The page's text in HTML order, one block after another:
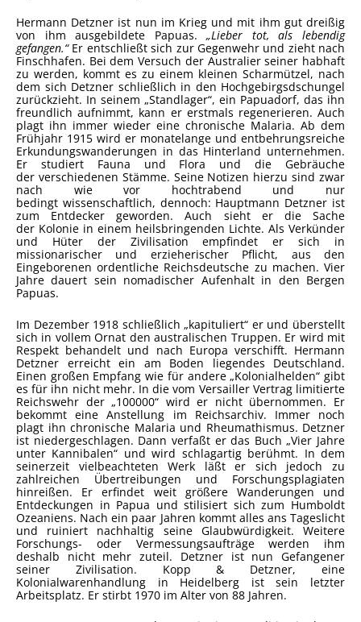
Hermann Detzner ist nun im Krieg und mit ihm gut dreißig
von ihm ausgebildete Papuas.„Lieber tot, als lebendig
gefangen.“Er entschließt sich zur Gegenwehr und zieht nach
Finschhafen. Bei dem Versuch der Australier seiner habhaft
zu werden, kommt es zu einem kleinen Scharmützel, nach
dem sich Detzner schließlich in den Hochgebirgsdschungel
zurückzieht. In seinem „Standlager“, ein Papuadorf, das ihn
freundlich aufnimmt, kann er erstmals regenerieren. Auch
plagt ihn immer wieder eine chronische Malaria. Ab dem
Frühjahr 1915 wird er monatelange und entbehrungsreiche
Erkundungswanderungen in das Hinterland unternehmen.
Er studiert Fauna und Flora und die Gebräuche
der verschiedenen Stämme. Seine Notizen hierzu sind zwar
nach wie vor hochtrabend und nur
bedingt wissenschaftlich, dennoch: Hauptmann Detzner ist
zum Entdecker geworden. Auch sieht er die Sache
der Kolonie in einem heilsbringenden Lichte. Als Verkünder
und Hüter der Zivilisation empfindet er sich in
missionarischer und erzieherischer Pflicht, aus den
Eingeborenen ordentliche Reichsdeutsche zu machen. Vier
Jahre dauert sein nomadischer Aufenhalt in den Bergen
Papuas.
Im Dezember 1918 schließlich „kapituliert“ er und überstellt
sich in vollem Ornat den australischen Truppen. Er wird mit
Respekt behandelt und nach Europa verschifft. Hermann
Detzner erreicht ein am Boden liegendes Deutschland.
Einen großen Empfang wie für andere „Kolonialhelden“ gibt
es für ihn nicht mehr. In die vom Versailler Vertrag limitierte
Reichswehr der „100000“ wird er nicht übernommen. Er
bekommt eine Anstellung im Reichsarchiv. Immer noch
plagt ihn chronische Malaria und Rheumathismus. Detzner
ist niedergeschlagen. Dann verfaßt er das Buch „Vier Jahre
unter Kannibalen“ und wird schlagartig berühmt. In dem
seinerzeit vielbeachteten Werk läßt er sich jedoch zu
zahlreichen Übertreibungen und Forschungsplagiaten
hinreißen. Er erfindet weit größere Wanderungen und
Entdeckungen in Papua und stilisiert sich zum Humboldt
Ozeaniens. Nach ein paar Jahren kommt alles ans Tageslicht
und ruiniert nachhaltig seine Glaubwürdigkeit. Weitere
Forschungs- oder Vermessungsaufträge werden ihm
deshalb nicht mehr zuteil. Detzner ist nun Gefangener
seiner Zivilisation. Kopp & Detzner, eine
Kolonialwarenhandlung in Heidelberg ist sein letzter
Arbeitsplatz. Er stirbt 1970 im Alter von 88 Jahren.